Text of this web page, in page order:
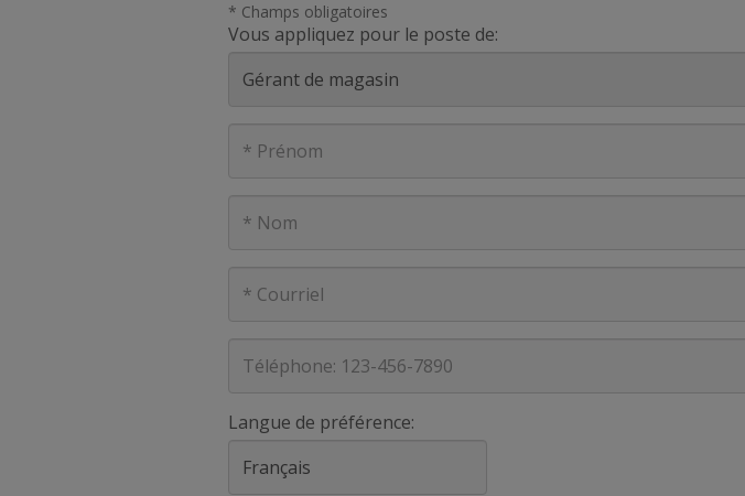
* Champs obligatoires
Vous appliquez pour le poste de:
Langue de préférence: